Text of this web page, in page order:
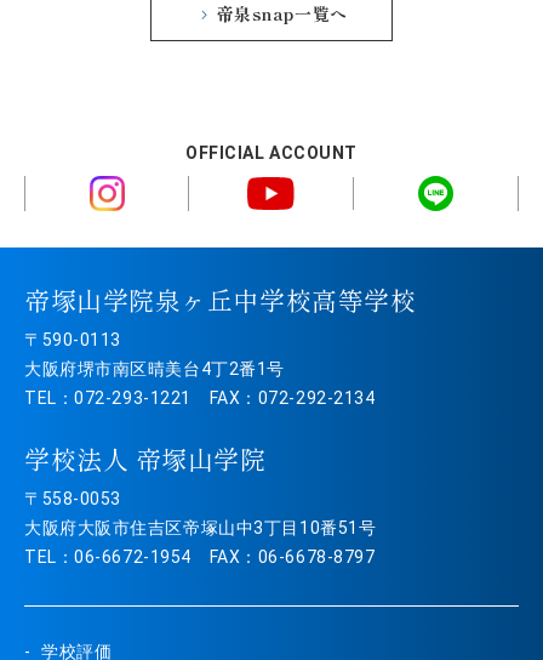
帝泉snap一覧へ
OFFICIAL ACCOUNT
帝塚山学院泉ヶ丘中学校高等学校
〒590-0113
大阪府堺市南区晴美台4丁2番1号
TEL：072-293-1221 FAX：072-292-2134
学校法人 帝塚山学院
〒558-0053
大阪府大阪市住吉区帝塚山中3丁目10番51号
TEL：06-6672-1954 FAX：06-6678-8797
学校評価